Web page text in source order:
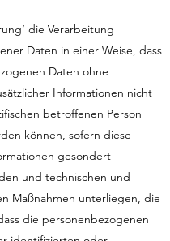
die Verarbeitung
Daten in einer Weise, dass
Daten ohne
Informationen nicht
betroffenen Person
können, sofern diese
gesondert
und technischen und
Maßnahmen unterliegen, die
die personenbezogenen